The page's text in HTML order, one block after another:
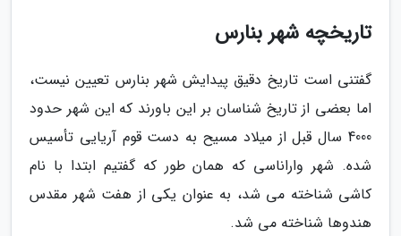
تاریخچه شهر بنارس
گفتنی است تاریخ دقیق پیدایش شهر بنارس تعیین نیست،
اما بعضی از تاریخ شناسان بر این باورند که این شهر حدود
4000 سال قبل از میلاد مسیح به دست قوم آریایی تأسیس
شده. شهر واراناسی که همان طور که گفتیم ابتدا با نام
کاشی شناخته می شد، به عنوان یکی از هفت شهر مقدس
هندوها شناخته می شد.